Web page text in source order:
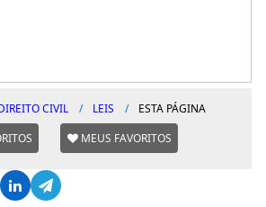
CIVIL LEIS
ESTA PÁGINA
MEUS FAVORITOS